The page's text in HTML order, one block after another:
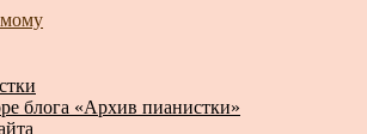
книги, музыка, статьи…
блога «Архив пианистки»